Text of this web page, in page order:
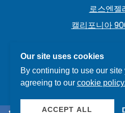
로스엔젤
캘리포니아
THE LIVE HOTEL, ALL
Our site uses cookies
By continuing to use our site
agreeing to our cookie policy.
ACCEPT ALL